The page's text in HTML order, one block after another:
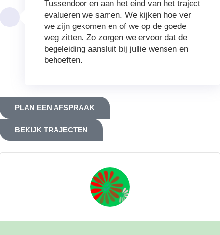
Tussendoor en aan het eind van het traject
evalueren we samen. We kijken hoe ver
we zijn gekomen en of we op de goede
weg zitten. Zo zorgen we ervoor dat de
begeleiding aansluit bij jullie wensen en
behoeften.
PLAN EEN AFSPRAAK
BEKIJK TRAJECTEN